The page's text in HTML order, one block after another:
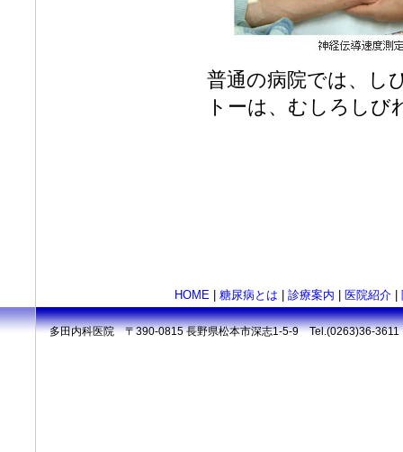
普通の病院では、し
トーは、むしろし
HOME 糖尿病とは 診療案内 医院紹介
多田内科医院 〒390-0815 長野県松本市深志1-5-9 Tel.(0263)36-3611